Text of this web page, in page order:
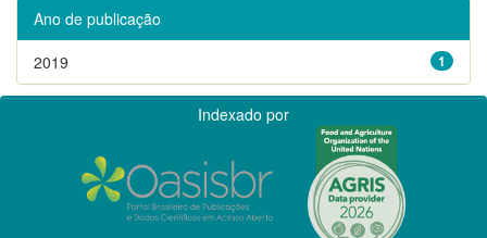
Ano de publicação
1
2019
Indexado por